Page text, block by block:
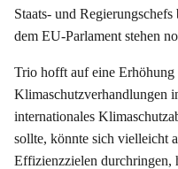
Staats- und
dem EU-Parlament stehen
Trio hofft auf eine
Klimaschutzverhandlungen
internationales
sollte, könnte sich vielleicht
Effizienzzielen durchringen,